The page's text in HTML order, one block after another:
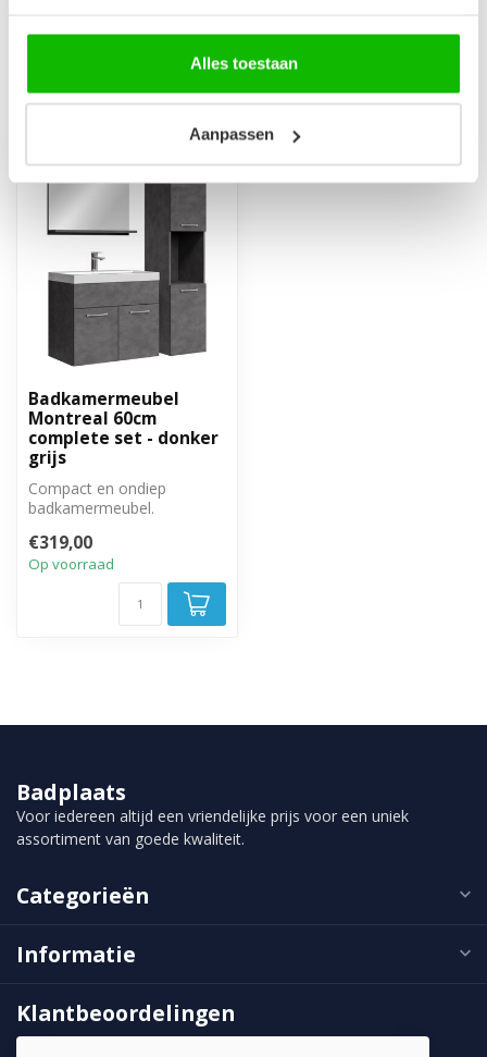
Alles toestaan
Aanpassen
Recent bekeken
Badkamermeubel
Montreal 60cm
complete set - donker
grijs
Compact en ondiep
badkamermeubel.
badkamermeubel, spiegel
en zi...
€319,00
Op voorraad
Badplaats
Voor iedereen altijd een vriendelijke prijs voor een uniek
assortiment van goede kwaliteit.
Categorieën
Informatie
Klantbeoordelingen